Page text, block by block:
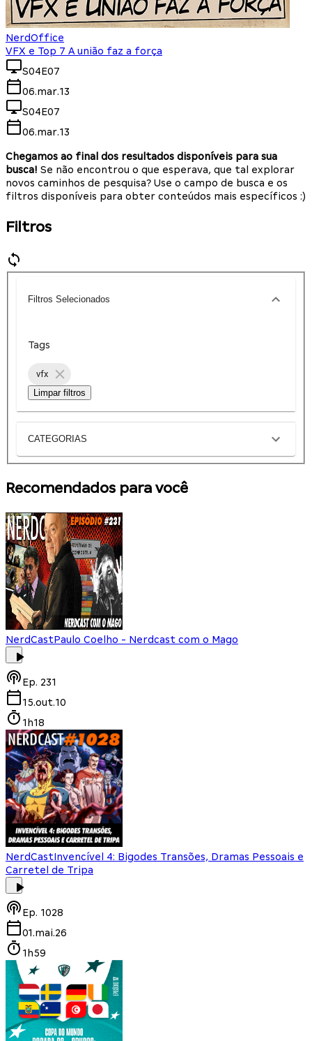
NerdOffice
VFX e Top 7 A união faz a força
S04E07
06.mar.13
S04E07
06.mar.13
Chegamos ao final dos resultados disponíveis para sua
busca! Se não encontrou o que esperava, que tal explorar
novos caminhos de pesquisa? Use o campo de busca e os
filtros disponíveis para obter conteúdos mais específicos :)
Filtros
Filtros Selecionados
Tags
vfx
Limpar filtros
CATEGORIAS
Recomendados para você
NerdCastPaulo Coelho - Nerdcast com o Mago
Ep. 231
15.out.10
1h18
NerdCastInvencível 4: Bigodes Transões, Dramas Pessoais e
Carretel de Tripa
Ep. 1028
01.mai.26
1h59